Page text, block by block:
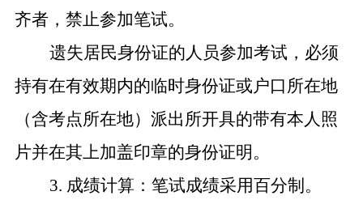
齐者，禁止参加笔试。
遗失居民身份证的人员参加考试，必须
持有在有效期内的临时身份证或户口所在地
（含考点所在地）派出所开具的带有本人照
片并在其上加盖印章的身份证明。
3. 成绩计算：笔试成绩采用百分制。